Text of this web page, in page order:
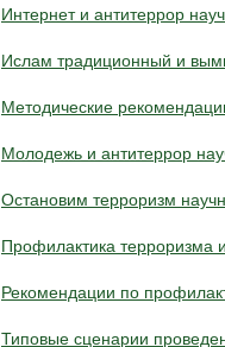
Интернет и антитеррор
Ислам традиционный и
Методические
Молодежь и антитеррор
Остановим терроризм
Профилактика терроризма
Рекомендации по
Типовые сценарии